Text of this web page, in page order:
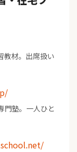
教材。出席扱い
門塾。一人ひと